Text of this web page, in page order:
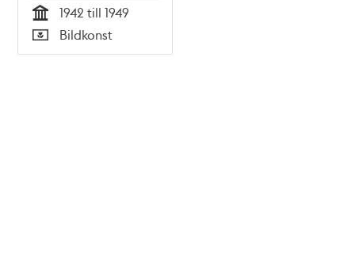
Tid
1942 till 1949
Typ
Bildkonst